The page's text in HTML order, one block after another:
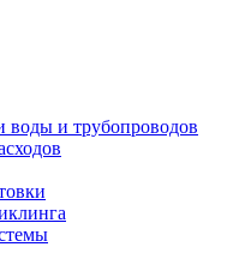
воды и трубопроводов